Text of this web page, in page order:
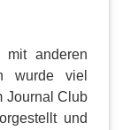
mit anderen
wurde viel
Journal Club
und